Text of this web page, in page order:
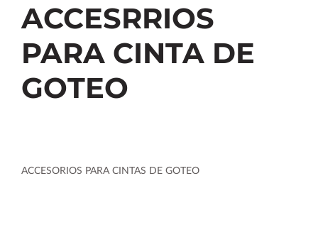
ACCESRRIOS
PARA CINTA DE
GOTEO
ACCESORIOS PARA CINTAS DE GOTEO